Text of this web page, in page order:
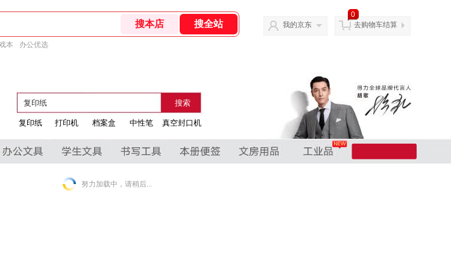
本 办公优选
我的京东
0
去购物车结算
搜索
复印纸 打印机 真空封口机
中性笔
档案盒
努力加载中，请稍后...